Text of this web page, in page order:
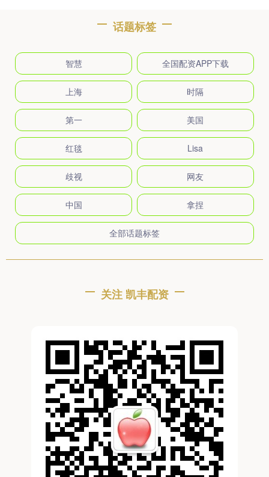
话题标签
智慧 全国配资APP下载
上海 时隔
第一 美国
红毯 Lisa
歧视 网友
中国 拿捏
全部话题标签
关注 凯丰配资